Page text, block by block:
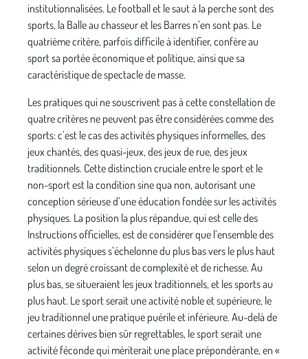
institutionnalisées. Le football et le saut à la perche sont des
sports, la Balle au chasseur et les Barres n’en sont pas. Le
quatrième critère, parfois difficile à identifier, confère au
sport sa portée économique et politique, ainsi que sa
caractéristique de spectacle de masse.
Les pratiques qui ne souscrivent pas à cette constellation de
quatre critères ne peuvent pas être considérées comme des
sports: c’est le cas des activités physiques informelles, des
jeux chantés, des quasi-jeux, des jeux de rue, des jeux
traditionnels. Cette distinction cruciale entre le sport et le
non-sport est la condition sine qua non, autorisant une
conception sérieuse d’une éducation fondée sur les activités
physiques. La position la plus répandue, qui est celle des
Instructions officielles, est de considérer que l’ensemble des
activités physiques s’échelonne du plus bas vers le plus haut
selon un degré croissant de complexité et de richesse. Au
plus bas, se situeraient les jeux traditionnels, et les sports au
plus haut. Le sport serait une activité noble et supérieure, le
jeu traditionnel une pratique puérile et inférieure. Au-delà de
certaines dérives bien sûr regrettables, le sport serait une
activité féconde qui mériterait une place prépondérante, en «